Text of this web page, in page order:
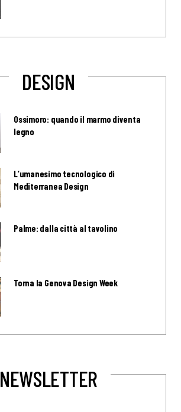
DESIGN
Ossimoro: quando il marmo diventa
legno
L’umanesimo tecnologico di
Mediterranea Design
Palme: dalla città al tavolino
Torna la Genova Design Week
NEWSLETTER